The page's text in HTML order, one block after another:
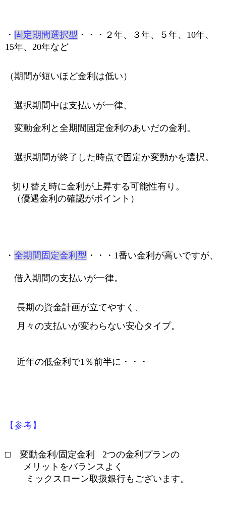
・ 固定期間選択型 ・・・２年、３年、５年、 10年、
15年、 20年など
（期間が短いほど金利は低い）
選択期間中は支払いが一律、
変動金利と全期間固定金利のあいだの金利。
選択期間が終了した時点で固定か変動かを選択。
切り替え時に金利が上昇する可能性有り。
（優遇金利の確認がポイント）
・ 全期間固定金利型 ・・・1番い金利が高いですが、
借入期間の支払いが一律。
長期の資金計画が立てやすく、
月々の支払いが変わらない安心タイプ。
近年の低金利で1 ％前半に・・・
【参考】
□ 変動金利 /固定金利 2つの金利プランの
メリットをバランスよく
ミックスローン取扱銀行もございます。